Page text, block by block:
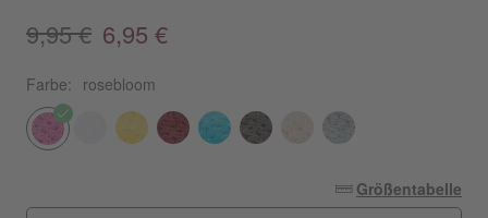
9,95 € 6,95 €
Farbe: rosebloom
Größentabelle